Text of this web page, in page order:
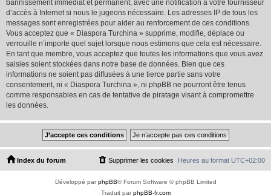
bannissement immédiat et permanent, avec une notification à votre fournisseur
d’accès à Internet si nous le jugeons nécessaire. Les adresses IP de tous les
messages sont enregistrées pour aider au renforcement de ces conditions.
Vous acceptez que « Diaspora Turchina » supprime, modifie, déplace ou
verrouille n’importe quel sujet lorsque nous estimons que cela est nécessaire.
En tant que membre, vous acceptez que toutes les informations que vous avez
saisies soient stockées dans notre base de données. Bien que ces
informations ne soient pas diffusées à une tierce partie sans votre
consentement, ni « Diaspora Turchina », ni phpBB ne pourront être tenus
comme responsables en cas de tentative de piratage visant à compromettre
les données.
Index du forum Heures au format UTC+02:00
Supprimer les cookies
Développé parphpBB® Forum Software © phpBB Limited
Traduit parphpBB-fr.com